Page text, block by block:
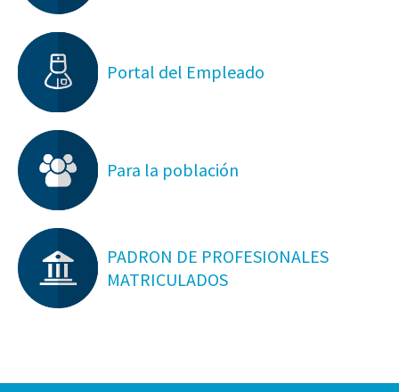
Portal del Empleado
Para la población
PADRON DE PROFESIONALES
MATRICULADOS